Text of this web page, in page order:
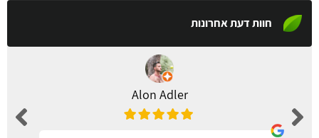
חוות דעת אחרונות
Alon Adler